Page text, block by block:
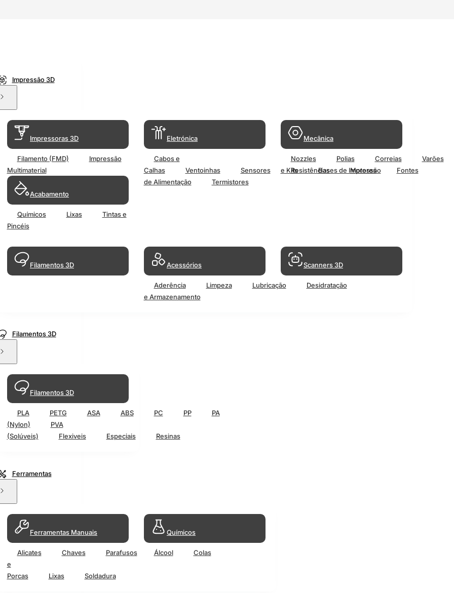
Impressão 3D
Impressoras 3D
Filamento (FMD)
Impressão
Multimaterial
Acabamento
Químicos Lixas
Tintas e
Pincéis
Eletrónica
Cabos e
Calhas
Ventoinhas Sensores Resistências Motores
Fontes
de Alimentação
Termistores
Mecânica
Nozzles Polias Correias
Varões
e Kits
Bases de Impressão
Filamentos 3D Acessórios
Aderência Limpeza Lubricação
Desidratação
e Armazenamento
Scanners 3D
Filamentos 3D
Filamentos 3D
PLA PETG ASA ABS PC PP
PA
(Nylon)
PVA
(Solúveis)
Flexiveis Especiais Resinas
Ferramentas
Ferramentas Manuais
Alicates Chaves
Parafusos
e
Porcas
Lixas Soldadura
Químicos
Álcool Colas